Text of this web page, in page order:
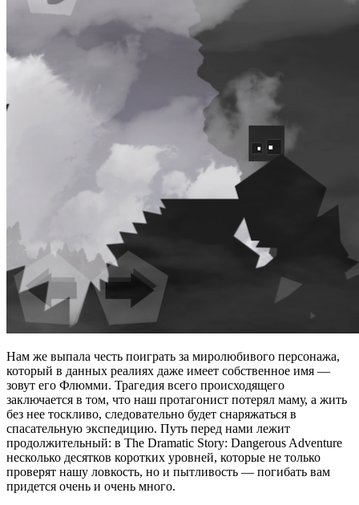
Нам же выпала честь поиграть за миролюбивого персонажа,
который в данных реалиях даже имеет собственное имя —
зовут его Флюмми. Трагедия всего происходящего
заключается в том, что наш протагонист потерял маму, а жить
без нее тоскливо, следовательно будет снаряжаться в
спасательную экспедицию. Путь перед нами лежит
продолжительный: в The Dramatic Story: Dangerous Adventure
несколько десятков коротких уровней, которые не только
проверят нашу ловкость, но и пытливость — погибать вам
придется очень и очень много.